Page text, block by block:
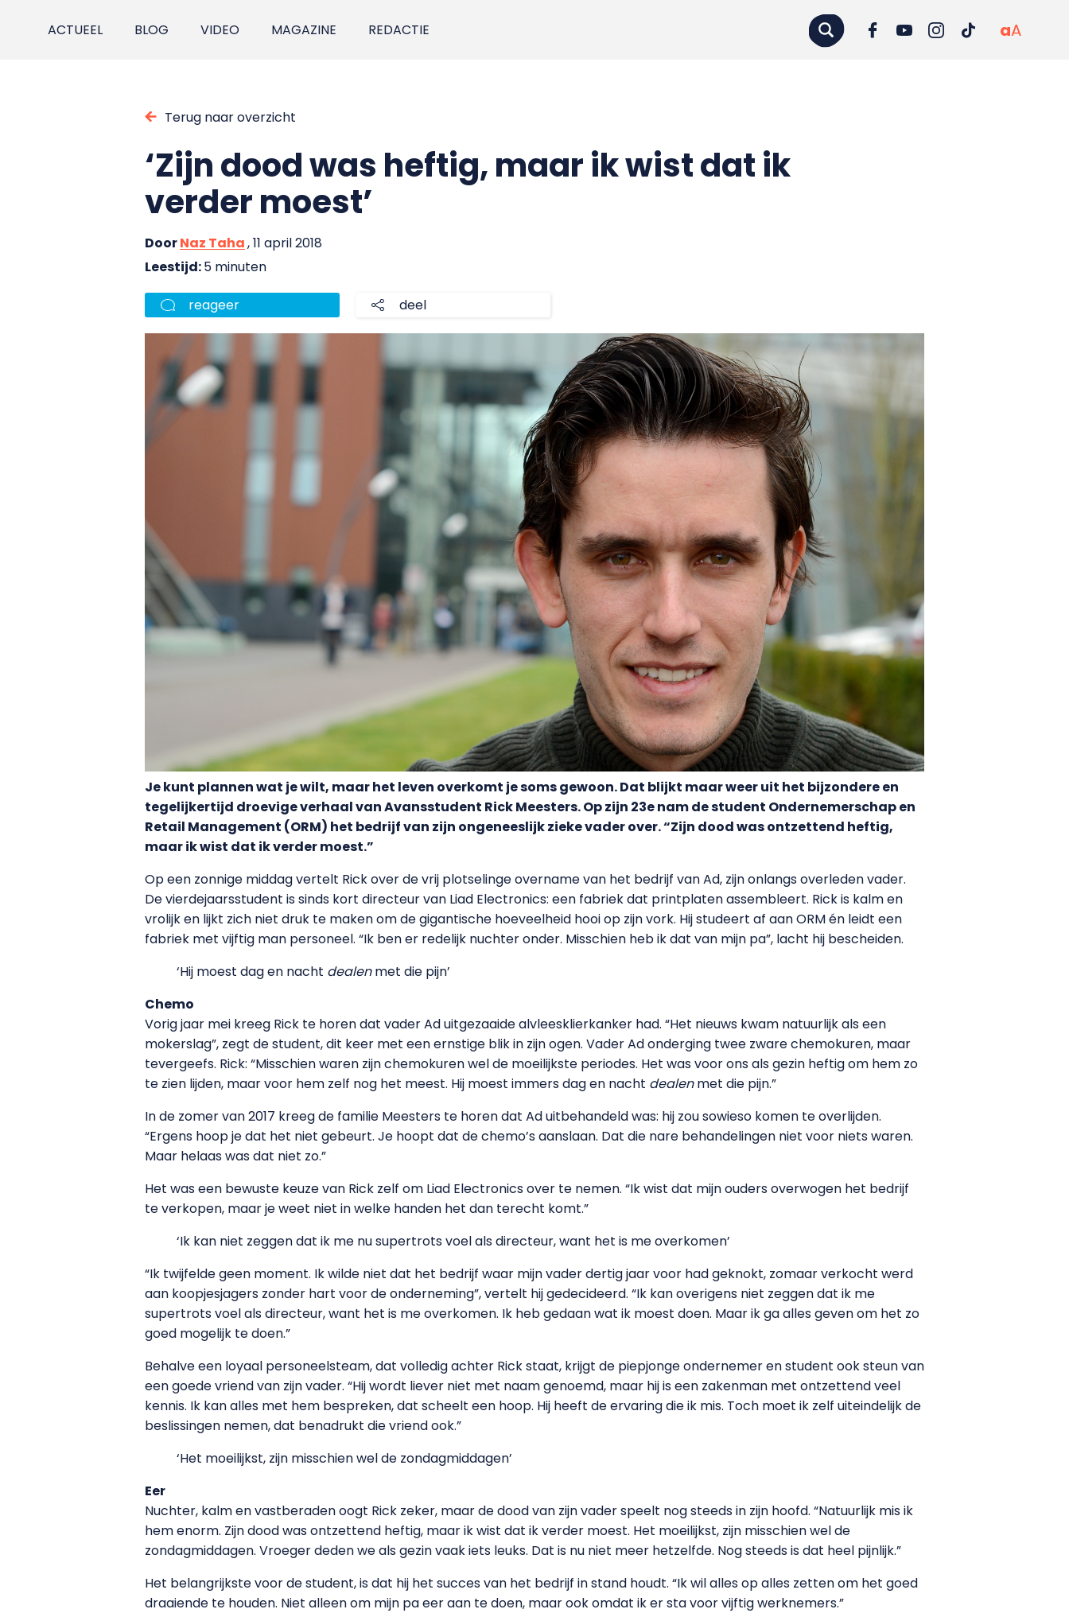
ACTUEEL BLOG VIDEO MAGAZINE REDACTIE aA
Terug naar overzicht
‘Zijn dood was heftig, maar ik wist dat ik
verder moest’
DoorNaz Taha, 11 april 2018
Leestijd:5 minuten
reageer deel
Je kunt plannen wat je wilt, maar het leven overkomt je soms gewoon. Dat blijkt maar weer uit het bijzondere en
tegelijkertijd droevige verhaal van Avansstudent Rick Meesters. Op zijn 23e nam de student Ondernemerschap en
Retail Management (ORM) het bedrijf van zijn ongeneeslijk zieke vader over. “Zijn dood was ontzettend heftig,
maar ik wist dat ik verder moest.”
Op een zonnige middag vertelt Rick over de vrij plotselinge overname van het bedrijf van Ad, zijn onlangs overleden vader.
De vierdejaarsstudent is sinds kort directeur van Liad Electronics: een fabriek dat printplaten assembleert. Rick is kalm en
vrolijk en lijkt zich niet druk te maken om de gigantische hoeveelheid hooi op zijn vork. Hij studeert af aan ORM én leidt een
fabriek met vijftig man personeel. “Ik ben er redelijk nuchter onder. Misschien heb ik dat van mijn pa”, lacht hij bescheiden.
‘Hij moest dag en nacht dealenmet die pijn’
Chemo
Vorig jaar mei kreeg Rick te horen dat vader Ad uitgezaaide alvleesklierkanker had. “Het nieuws kwam natuurlijk als een
mokerslag”, zegt de student, dit keer met een ernstige blik in zijn ogen. Vader Ad onderging twee zware chemokuren, maar
tevergeefs. Rick: “Misschien waren zijn chemokuren wel de moeilijkste periodes. Het was voor ons als gezin heftig om hem zo
te zien lijden, maar voor hem zelf nog het meest. Hij moest immers dag en nacht dealenmet die pijn.”
In de zomer van 2017 kreeg de familie Meesters te horen dat Ad uitbehandeld was: hij zou sowieso komen te overlijden.
“Ergens hoop je dat het niet gebeurt. Je hoopt dat de chemo’s aanslaan. Dat die nare behandelingen niet voor niets waren.
Maar helaas was dat niet zo.”
Het was een bewuste keuze van Rick zelf om Liad Electronics over te nemen. “Ik wist dat mijn ouders overwogen het bedrijf
te verkopen, maar je weet niet in welke handen het dan terecht komt.”
‘Ik kan niet zeggen dat ik me nu supertrots voel als directeur, want het is me overkomen’
“Ik twijfelde geen moment. Ik wilde niet dat het bedrijf waar mijn vader dertig jaar voor had geknokt, zomaar verkocht werd
aan koopjesjagers zonder hart voor de onderneming”, vertelt hij gedecideerd. “Ik kan overigens niet zeggen dat ik me
supertrots voel als directeur, want het is me overkomen. Ik heb gedaan wat ik moest doen. Maar ik ga alles geven om het zo
goed mogelijk te doen.”
Behalve een loyaal personeelsteam, dat volledig achter Rick staat, krijgt de piepjonge ondernemer en student ook steun van
een goede vriend van zijn vader. “Hij wordt liever niet met naam genoemd, maar hij is een zakenman met ontzettend veel
kennis. Ik kan alles met hem bespreken, dat scheelt een hoop. Hij heeft de ervaring die ik mis. Toch moet ik zelf uiteindelijk de
beslissingen nemen, dat benadrukt die vriend ook.”
‘Het moeilijkst, zijn misschien wel de zondagmiddagen’
Eer
Nuchter, kalm en vastberaden oogt Rick zeker, maar de dood van zijn vader speelt nog steeds in zijn hoofd. “Natuurlijk mis ik
hem enorm. Zijn dood was ontzettend heftig, maar ik wist dat ik verder moest. Het moeilijkst, zijn misschien wel de
zondagmiddagen. Vroeger deden we als gezin vaak iets leuks. Dat is nu niet meer hetzelfde. Nog steeds is dat heel pijnlijk.”
Het belangrijkste voor de student, is dat hij het succes van het bedrijf in stand houdt. “Ik wil alles op alles zetten om het goed
draaiende te houden. Niet alleen om mijn pa eer aan te doen, maar ook omdat ik er sta voor vijftig werknemers.”